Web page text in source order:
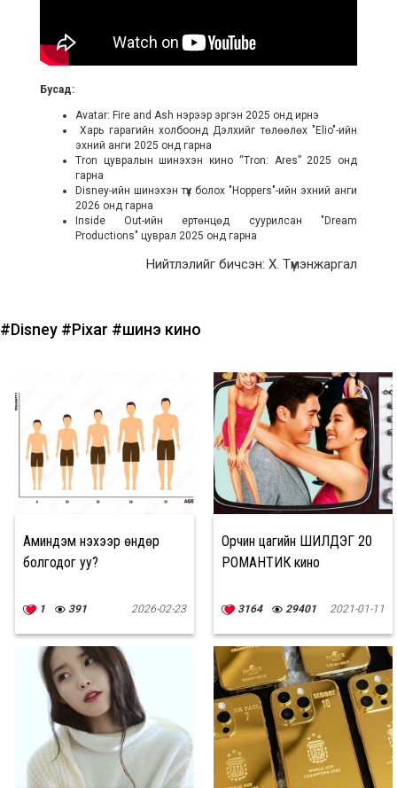
Бусад:
Avatar: Fire and Ash нэрээр эргэн 2025 онд ирнэ
Харь гарагийн холбоонд Дэлхийг төлөөлөх "Elio"-ийн
эхний анги 2025 онд гарна
Tron цувралын шинэхэн кино “Tron: Ares” 2025 онд
гарна
Disney-ийн шинэхэн түүх болох "Hoppers"-ийн эхний анги
2026 онд гарна
Inside Out-ийн ертөнцөд суурилсан "Dream
Productions" цуврал 2025 онд гарна
Нийтлэлийг бичсэн: Х. Түмэнжаргал
#Disney #Pixar #шинэ кино
Аминдэм үнэхээр өндөр
болгодог уу?
1 391 2026-02-23
Орчин цагийн ШИЛДЭГ 20
РОМАНТИК кино
3164 29401 2021-01-11